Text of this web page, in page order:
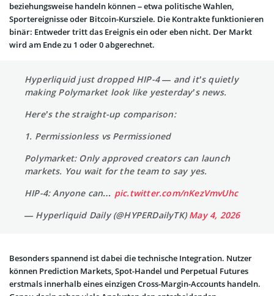
beziehungsweise handeln können – etwa politische Wahlen,
Sportereignisse oder Bitcoin-Kursziele. Die Kontrakte funktionieren
binär: Entweder tritt das Ereignis ein oder eben nicht. Der Markt
wird am Ende zu 1 oder 0 abgerechnet.
Hyperliquid just dropped HIP-4 — and it’s quietly
making Polymarket look like yesterday’s news.
Here’s the straight-up comparison:
1. Permissionless vs Permissioned
Polymarket: Only approved creators can launch
markets. You wait for the team to say yes.
HIP-4: Anyone can… pic.twitter.com/nKezVmvUhc
— Hyperliquid Daily (@HYPERDailyTK)May 4, 2026
Besonders spannend ist dabei die technische Integration. Nutzer
können Prediction Markets, Spot-Handel und Perpetual Futures
erstmals innerhalb eines einzigen Cross-Margin-Accounts handeln.